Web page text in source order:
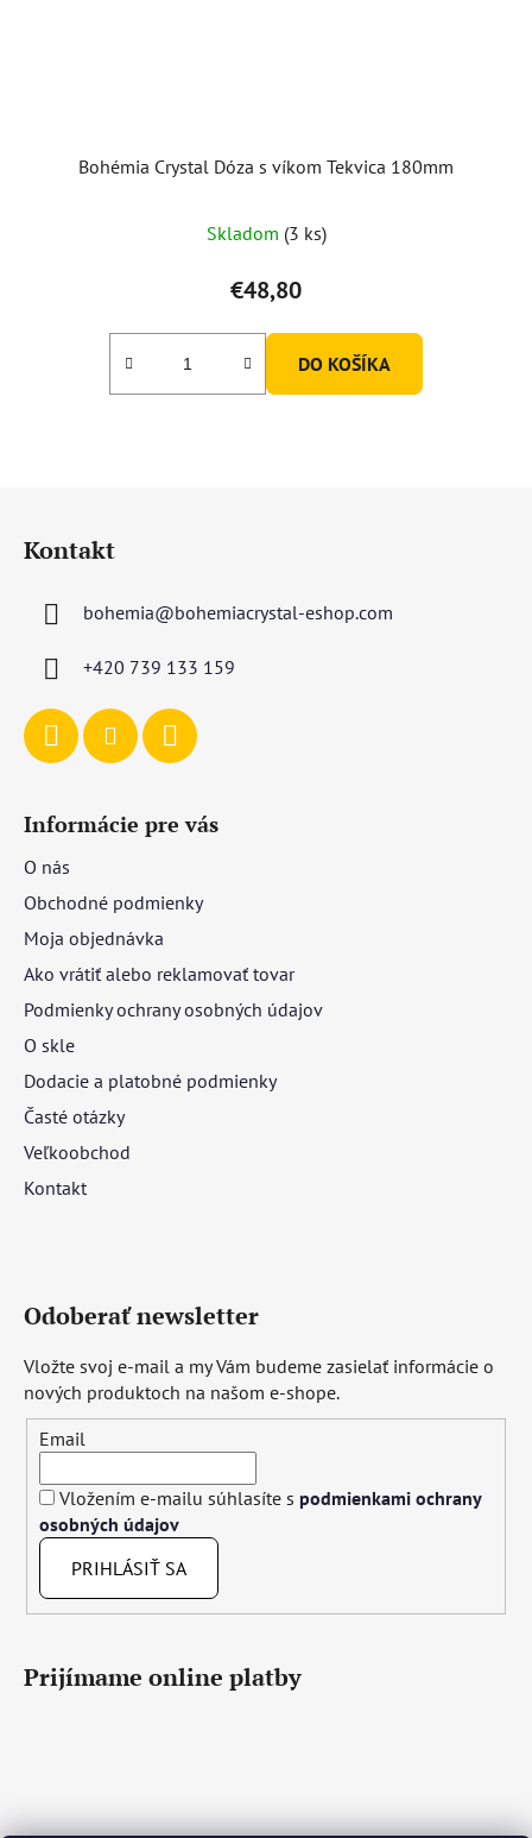
Bohémia Crystal Dóza s víkom Tekvica 180mm
Skladom (3 ks)
€48,80
DO KOŠÍKA
Kontakt
bohemia@bohemiacrystal-eshop.com
+420 739 133 159
Informácie pre vás
O nás
Obchodné podmienky
Moja objednávka
Ako vrátiť alebo reklamovať tovar
Podmienky ochrany osobných údajov
O skle
Dodacie a platobné podmienky
Časté otázky
Veľkoobchod
Kontakt
Odoberať newsletter
Vložte svoj e-mail a my Vám budeme zasielať informácie o
nových produktoch na našom e-shope.
Email
Vložením e-mailu súhlasíte s podmienkami ochrany
osobných údajov
PRIHLÁSIŤ SA
Prijímame online platby